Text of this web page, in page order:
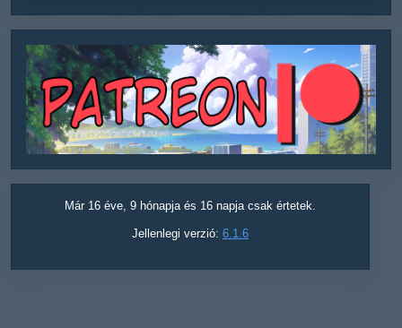
Már 16 éve, 9 hónapja és 16 napja csak értetek.
Jellenlegi verzió: 6.1.6